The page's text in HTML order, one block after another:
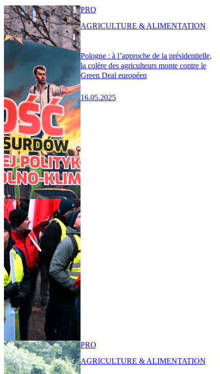
Pologne : à l’approche de la présidentielle,
la colère des agriculteurs monte contre le
Green Deal européen
16.05.2025
PRO
AGRICULTURE & ALIMENTATION
PRO
AGRICULTURE & ALIMENTATION